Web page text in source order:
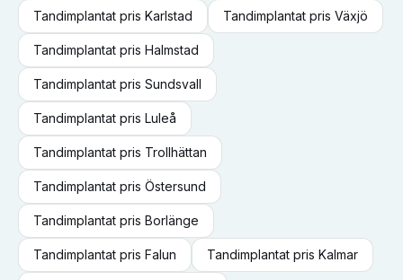
Tandimplantat pris Karlstad Tandimplantat pris Växjö
Tandimplantat pris Halmstad
Tandimplantat pris Sundsvall
Tandimplantat pris Luleå
Tandimplantat pris Trollhättan
Tandimplantat pris Östersund
Tandimplantat pris Borlänge
Tandimplantat pris Falun Tandimplantat pris Kalmar